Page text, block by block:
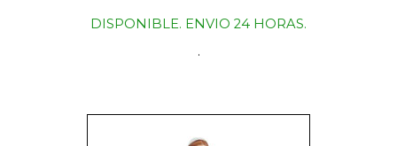
DISPONIBLE. ENVIO 24 HORAS.
.